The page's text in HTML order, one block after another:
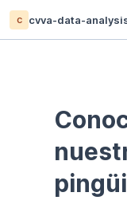
c cvva-data-